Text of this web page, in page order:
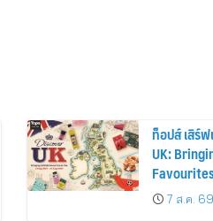
ท็อปส์ เสิร์
UK:
อร่อยและไอ
อาณาจักร
7 ส.ค.